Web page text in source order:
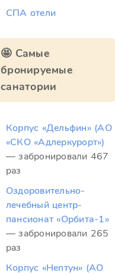
СПА отели
🤩 Самые
бронируемые
санатории
Корпус «Дельфин» (АО
«СКО «Адлеркурорт»)
— забронировали 467
раз
Оздоровительно-
лечебный центр-
пансионат «Орбита-1»
— забронировали 265
раз
Корпус «Нептун» (АО